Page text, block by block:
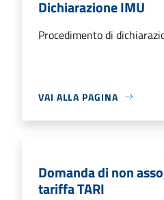
Dichiarazione IMU
Procedimento di
VAI ALLA PAGINA
Domanda di non
tariffa TARI